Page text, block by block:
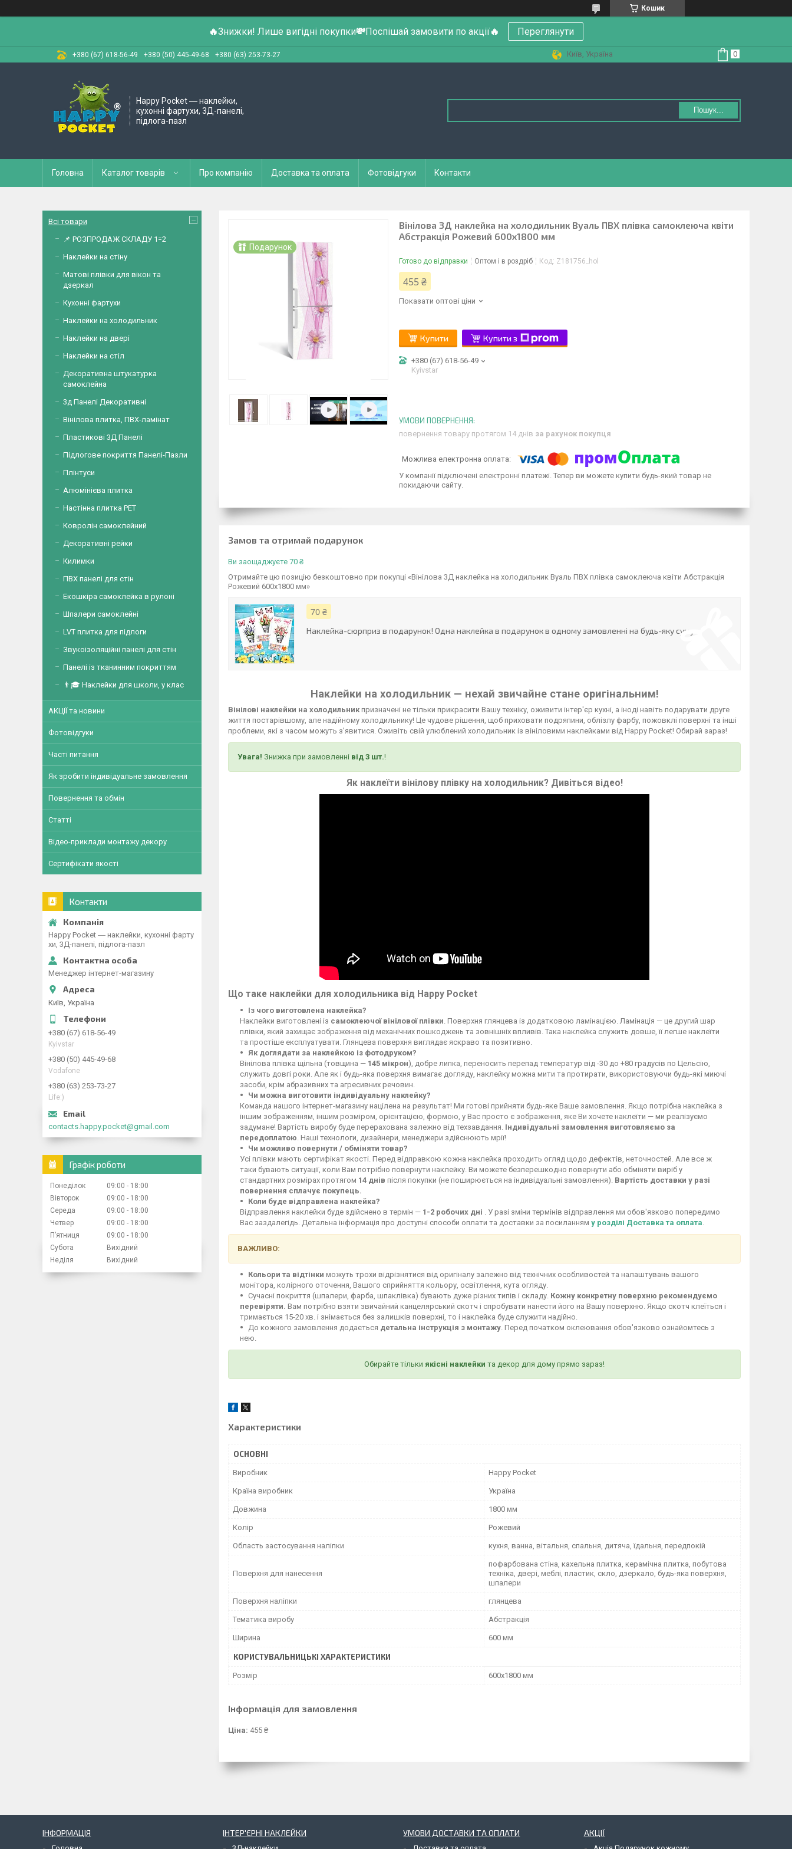
Кошик
🔥Знижки! Лише вигідні покупки💸Поспішай замовити по акції🔥 Переглянути
+380 (67) 618-56-49 +380 (50) 445-49-68 +380 (63) 253-73-27 Київ, Україна
Happy Pocket ― наклейки,
кухонні фартухи, 3Д-панелі,
підлога-пазл
Пошук...
Головна Каталог товарів Про компанію Доставка та оплата Фотовідгуки Контакти
Подарунок
Вінілова 3Д наклейка на холодильник Вуаль ПВХ плівка самоклеюча квіти
Абстракція Рожевий 600х1800 мм
Готово до відправки Оптом і в роздріб Код: Z181756_hol
455 ₴
Показати оптові ціни
Купити Купити з
+380 (67) 618-56-49
Kyivstar
повернення товару протягом 14 днів за рахунок покупця
У компанії підключені електронні платежі. Тепер ви можете купити будь-який товар не
покидаючи сайту.
Замов та отримай подарунок
Ви заощаджуєте 70 ₴
Отримайте цю позицію безкоштовно при покупці «Вінілова 3Д наклейка на холодильник Вуаль ПВХ плівка самоклеюча квіти Абстракція
Рожевий 600х1800 мм»
70 ₴
Наклейка-сюрприз в подарунок! Одна наклейка в подарунок в одному замовленні на будь-яку суму
Наклейки на холодильник — нехай звичайне стане оригінальним!
Вінілові наклейки на холодильник призначені не тільки прикрасити Вашу техніку, оживити інтер'єр кухні, а іноді навіть подарувати друге
життя постарівшому, але надійному холодильнику! Це чудове рішення, щоб приховати подряпини, облізлу фарбу, пожовклі поверхні та інші
проблеми, які з часом можуть з'явитися. Оживіть свій улюблений холодильник із вініловими наклейками від Happy Pocket! Обирай зараз!
Увага! Знижка при замовленні від 3 шт.!
Як наклеїти вінілову плівку на холодильник? Дивіться відео!
Що таке наклейки для холодильника від Happy Pocket
Із чого виготовлена наклейка?
Наклейки виготовлені із самоклеючої вінілової плівки . Поверхня глянцева із додатковою ламінацією. Ламінація — це другий шар
плівки, який захищає зображення від механічних пошкоджень та зовнішніх впливів. Така наклейка служить довше, її легше наклеїти
та простіше експлуатувати. Глянцева поверхня виглядає яскраво та позитивно.
Як доглядати за наклейкою із фотодруком?
Вінілова плівка щільна (товщина — 145 мікрон), добре липка, переносить перепад температур від -30 до +80 градусів по Цельсію,
служить довгі роки. Але як і будь-яка поверхня вимагає догляду, наклейку можна мити та протирати, використовуючи будь-які миючі
засоби, крім абразивних та агресивних речовин.
Чи можна виготовити індивідуальну наклейку?
Команда нашого інтернет-магазину націлена на результат! Ми готові прийняти будь-яке Ваше замовлення. Якщо потрібна наклейка з
іншим зображенням, іншим розміром, орієнтацією, формою, у Вас просто є зображення, яке Ви хочете наклеїти — ми реалізуємо
задумане! Вартість виробу буде перерахована залежно від техзавдання. Індивідуальні замовлення виготовляємо за
передоплатою . Наші технологи, дизайнери, менеджери здійснюють мрії!
Чи можливо повернути / обміняти товар?
Усі плівки мають сертифікат якості. Перед відправкою кожна наклейка проходить огляд щодо дефектів, неточностей. Але все ж
таки бувають ситуації, коли Вам потрібно повернути наклейку. Ви можете безперешкодно повернути або обміняти виріб у
стандартних розмірах протягом 14 днів після покупки (не поширюється на індивідуальні замовлення). Вартість доставки у разі
повернення сплачує покупець.
Коли буде відправлена наклейка?
Відправлення наклейки буде здійснено в термін — 1-2 робочих дні . У разі зміни термінів відправлення ми обов'язково попередимо
Вас заздалегідь. Детальна інформація про доступні способи оплати та доставки за посиланням у розділі Доставка та оплата
ВАЖЛИВО:
Кольори та відтінки можуть трохи відрізнятися від оригіналу залежно від технічних особливостей та налаштувань вашого
монітора, колірного оточення, Вашого сприйняття кольору, освітлення, кута огляду.
Сучасні покриття (шпалери, фарба, шпаклівка) бувають дуже різних типів і складу. Кожну конкретну поверхню рекомендуємо
перевіряти. Вам потрібно взяти звичайний канцелярський скотч і спробувати нанести його на Вашу поверхню. Якщо скотч клеїться і
тримається 15-20 хв. і знімається без залишків поверхні, то і наклейка буде служити надійно.
До кожного замовлення додається детальна інструкція з монтажу . Перед початком оклеювання обов'язково ознайомтесь з
нею.
Обирайте тільки якісні наклейки та декор для дому прямо зараз!
Характеристики
ОСНОВНІ
Виробник Happy Pocket
Країна виробник Україна
Довжина 1800 мм
Колір Рожевий
Область застосування наліпки кухня, ванна, вітальня, спальня, дитяча, їдальня, передпокій
Поверхня для нанесення
пофарбована стіна, кахельна плитка, керамічна плитка, побутова
техніка, двері, меблі, пластик, скло, дзеркало, будь-яка поверхня,
шпалери
Поверхня наліпки глянцева
Тематика виробу Абстракція
Ширина 600 мм
КОРИСТУВАЛЬНИЦЬКІ ХАРАКТЕРИСТИКИ
Розмір 600х1800 мм
Інформація для замовлення
Ціна: 455 ₴
Всі товари
📌 РОЗПРОДАЖ СКЛАДУ 1=2
Наклейки на стіну
Матові плівки для вікон та
дзеркал
Кухонні фартухи
Наклейки на холодильник
Наклейки на двері
Наклейки на стіл
Декоративна штукатурка
самоклейна
3д Панелі Декоративні
Вінілова плитка, ПВХ-ламінат
Пластикові 3Д Панелі
Підлогове покриття Панелі-Пазли
Плінтуси
Алюмінієва плитка
Настінна плитка PET
Ковролін самоклейний
Декоративні рейки
Килимки
ПВХ панелі для стін
Екошкіра самоклейка в рулоні
Шпалери самоклейні
LVT плитка для підлоги
Звукоізоляційні панелі для стін
Панелі із тканинним покриттям
👨🎓 Наклейки для школи, у клас
АКЦІЇ та новини
Фотовідгуки
Часті питання
Як зробити індивідуальне замовлення
Повернення та обмін
Статті
Відео-приклади монтажу декору
Сертифікати якості
Контакти
Happy Pocket ― наклейки, кухонні фарту
хи, 3Д-панелі, підлога-пазл
Менеджер інтернет-магазину
Київ, Україна
+380 (67) 618-56-49
Kyivstar
+380 (50) 445-49-68
Vodafone
+380 (63) 253-73-27
Life:)
contacts.happy.pocket@gmail.com
Графік роботи
Понеділок 09:00
18:00
Вівторок
09:00
18:00
Середа
09:00
18:00
Четвер
09:00
18:00
Пʼятниця
09:00
18:00
Субота
Вихідний
Неділя
Вихідний
ІНФОРМАЦІЯ ІНТЕР'ЄРНІ НАКЛЕЙКИ УМОВИ ДОСТАВКИ ТА ОПЛАТИ АКЦІЇ